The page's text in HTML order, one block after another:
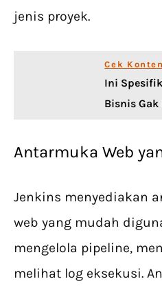
jenis proyek.
Cek
Ini
Bisnis Gak
Antarmuka Web
Jenkins menyediakan
web yang mudah
mengelola pipeline,
melihat log eksekusi.